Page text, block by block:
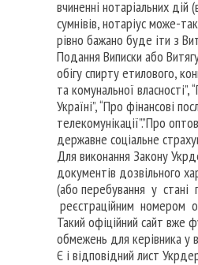
вчиненні нотаріальних
сумнівів, нотаріус може-
рівно бажано буде іти з
Подання Виписки або
обігу спирту етилового,
та комунальної
Україні”, “Про фінансові
телекомунікації”.”Про
державне соціальне
Для виконання Закону
документів дозвільного
(або перебування у стані
реєстраційним номером
Такий офіційний сайт вже
обмежень для керівника у
Є і відповідний лист